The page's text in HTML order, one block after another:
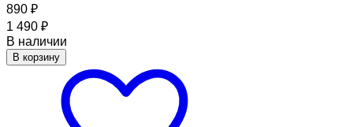
890 ₽
1 490 ₽
В наличии
В корзину